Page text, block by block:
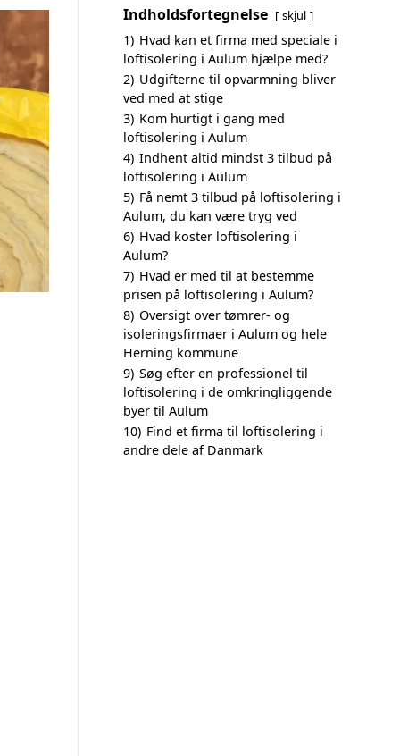
Indholdsfortegnelse skjul
1) Hvad kan et firma med speciale i
loftisolering i Aulum hjælpe med?
2) Udgifterne til opvarmning bliver
ved med at stige
3) Kom hurtigt i gang med
loftisolering i Aulum
4) Indhent altid mindst 3 tilbud på
loftisolering i Aulum
5) Få nemt 3 tilbud på loftisolering i
Aulum, du kan være tryg ved
6) Hvad koster loftisolering i
Aulum?
7) Hvad er med til at bestemme
prisen på loftisolering i Aulum?
8) Oversigt over tømrer- og
isoleringsfirmaer i Aulum og hele
Herning kommune
9) Søg efter en professionel til
loftisolering i de omkringliggende
byer til Aulum
10) Find et firma til loftisolering i
andre dele af Danmark